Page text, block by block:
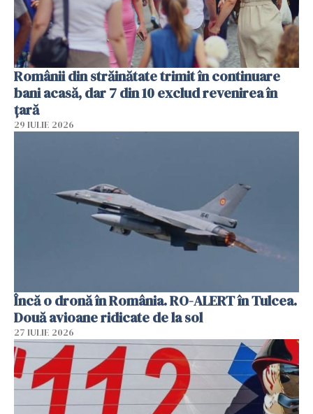
Românii din străinătate trimit în continuare
bani acasă, dar 7 din 10 exclud revenirea în
țară
29 IULIE 2026
Încă o dronă în România. RO-ALERT în Tulcea.
Două avioane ridicate de la sol
27 IULIE 2026